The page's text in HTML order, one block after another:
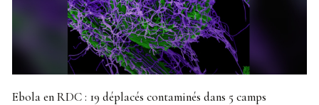
Ebola en RDC : 19 déplacés contaminés dans 5 camps